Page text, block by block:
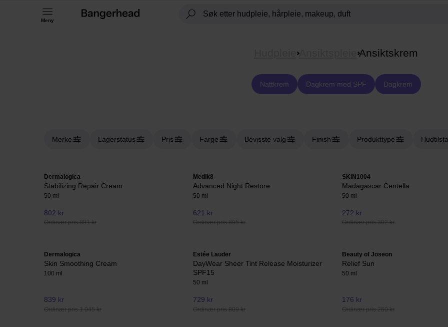
Meny
Ansiktspleie Ansiktskrem
Nattkrem Dagkrem med SPF Dagkrem
Merke Lagerstatus Pris Farge Bevisste valg Finish Produkttype
Dermalogica
Stabilizing Repair Cream
50 ml
802 kr
Ordinær pris 891 kr
Medik8
Advanced Night Restore
50 ml
621 kr
Ordinær pris 895 kr
SKIN1004
Madagascar Centella
50 ml
272 kr
Ordinær pris 302 kr
Dermalogica
Skin Smoothing Cream
100 ml
839 kr
Ordinær pris 1 045 kr
Estée Lauder
DayWear Sheer Tint Release Moisturizer
SPF15
50 ml
729 kr
Ordinær pris 809 kr
Beauty of Joseon
Relief Sun
50 ml
176 kr
Ordinær pris 260 kr